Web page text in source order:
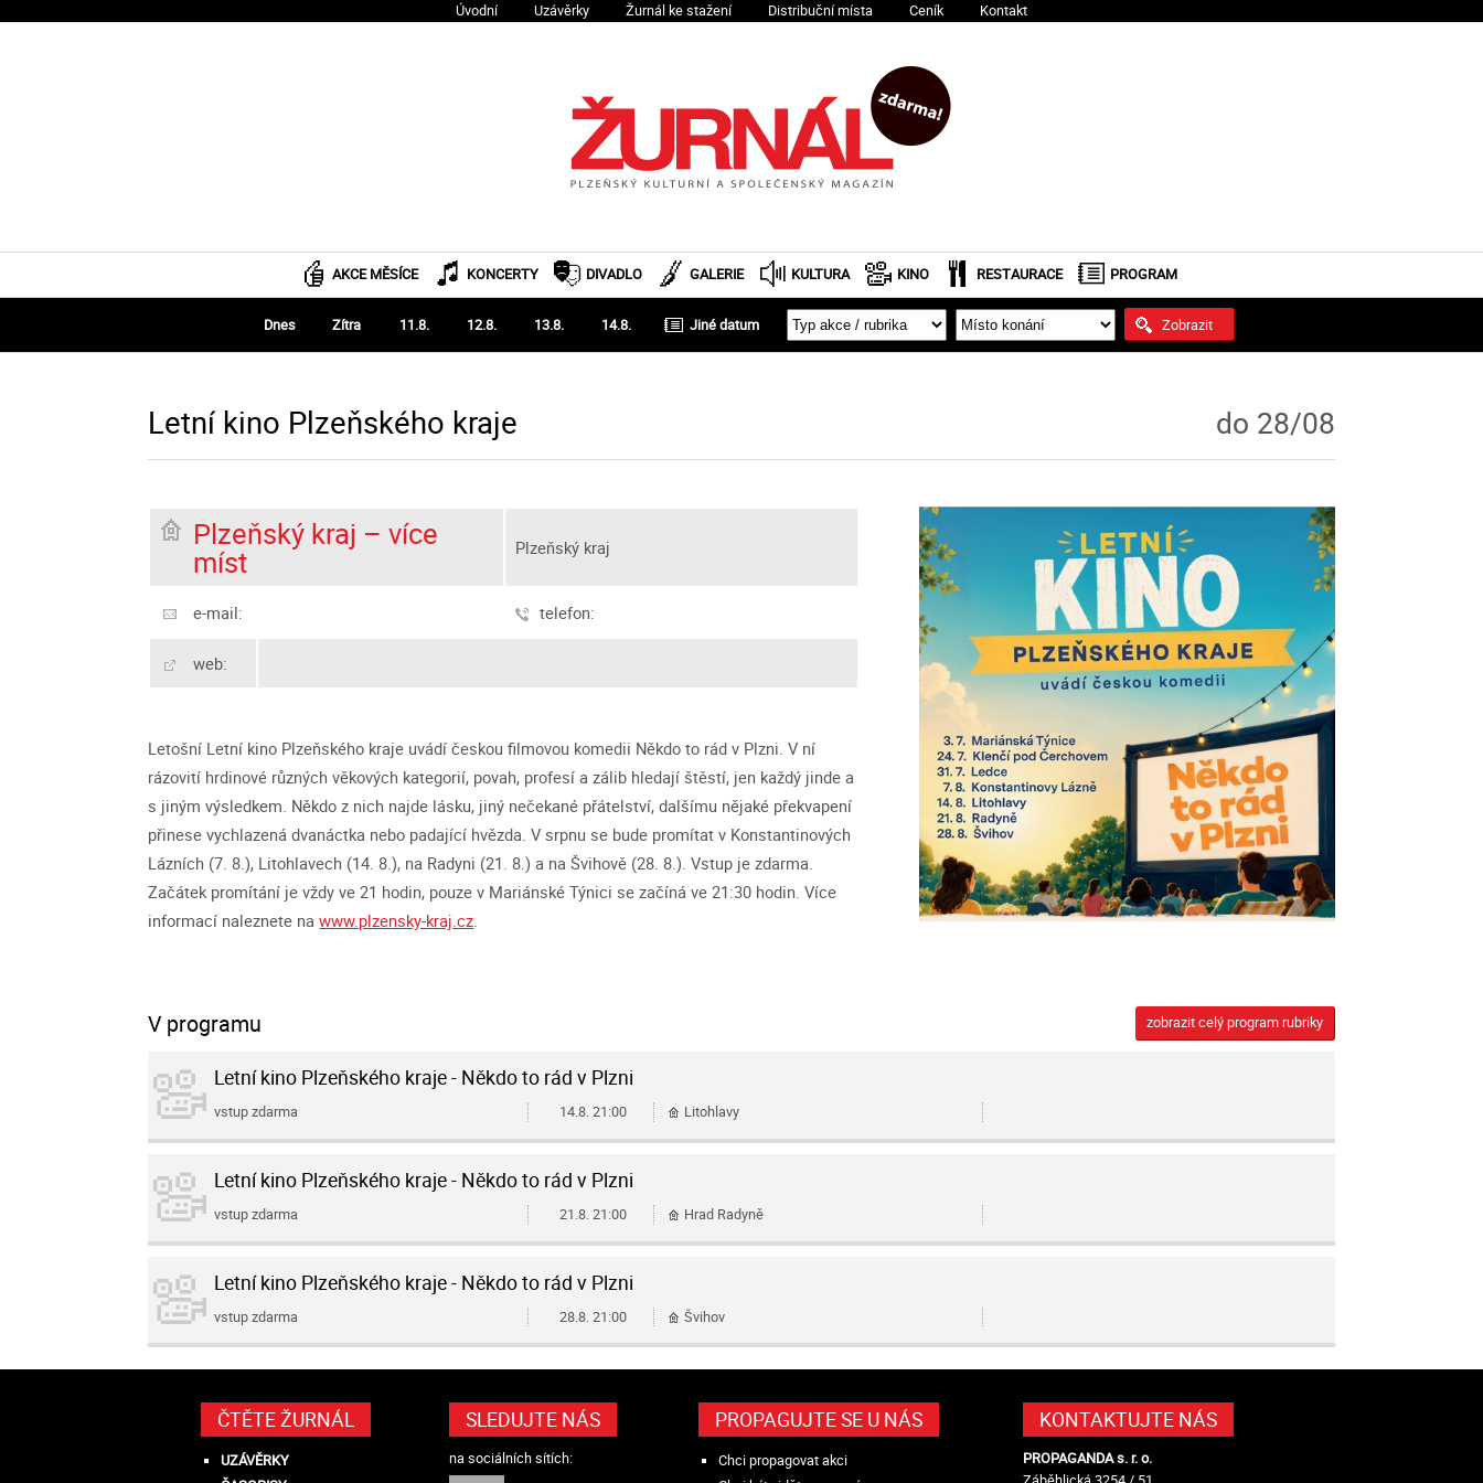
do 28/08
Letní kino Plzeňského kraje
Plzeňský kraj – více
míst Plzeňský kraj
e-mail: telefon:
web:
Letošní Letní kino Plzeňského kraje uvádí českou filmovou komedii Někdo to rád v Plzni. V ní
rázovití hrdinové různých věkových kategorií, povah, profesí a zálib hledají štěstí, jen každý jinde a
s jiným výsledkem. Někdo z nich najde lásku, jiný nečekané přátelství, dalšímu nějaké překvapení
přinese vychlazená dvanáctka nebo padající hvězda. V srpnu se bude promítat v Konstantinových
Lázních (7. 8.), Litohlavech (14. 8.), na Radyni (21. 8.) a na Švihově (28. 8.). Vstup je zdarma.
Začátek promítání je vždy ve 21 hodin, pouze v Mariánské Týnici se začíná ve 21:30 hodin. Více
informací naleznete nawww.plzensky-kraj.cz.
zobrazit celý program rubriky
V programu
Letní kino Plzeňského kraje - Někdo to rád v Plzni
vstup zdarma 14.8.21:00 Litohlavy
Letní kino Plzeňského kraje - Někdo to rád v Plzni
vstup zdarma 21.8.21:00 Hrad Radyně
Letní kino Plzeňského kraje - Někdo to rád v Plzni
vstup zdarma 28.8.21:00 Švihov
AKCE MĚSÍCE KONCERTY DIVADLO GALERIE KULTURA KINO RESTAURACE PROGRAM
Úvodní Uzávěrky Žurnál ke stažení Distribuční místa Ceník Kontakt
Dnes Zítra 11.8. 12.8. 13.8. 14.8. Zobrazit
ČTĚTE ŽURNÁL
UZÁVĚRKY
SLEDUJTE NÁS
na sociálních sítích:
PROPAGUJTE SE U NÁS
Chci propagovat akci
KONTAKTUJTE NÁS
PROPAGANDA s. r. o.